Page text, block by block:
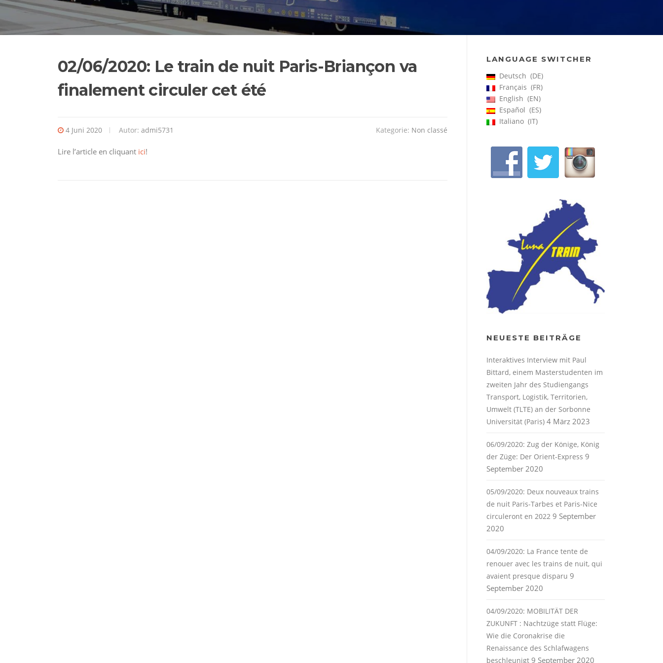
02/06/2020: Le train de nuit Paris-Briançon va
finalement circuler cet été
4 Juni 2020 Autor: admi5731 Kategorie: Non classé
Lire l’article en cliquant ici!
LANGUAGE SWITCHER
Deutsch
DE
Français
FR
English
EN
Español
ES
Italiano
IT
NEUESTE BEITRÄGE
Interaktives Interview mit Paul
Bittard, einem Masterstudenten im
zweiten Jahr des Studiengangs
Transport, Logistik, Territorien,
Umwelt (TLTE) an der Sorbonne
Universität (Paris) 4 März 2023
06/09/2020: Zug der Könige, König
der Züge: Der Orient-Express 9
September 2020
05/09/2020: Deux nouveaux trains
de nuit Paris-Tarbes et Paris-Nice
circuleront en 2022 9 September
2020
04/09/2020: La France tente de
renouer avec les trains de nuit, qui
avaient presque disparu 9
September 2020
04/09/2020: MOBILITÄT DER
ZUKUNFT : Nachtzüge statt Flüge:
Wie die Coronakrise die
Renaissance des Schlafwagens
beschleunigt 9 September 2020